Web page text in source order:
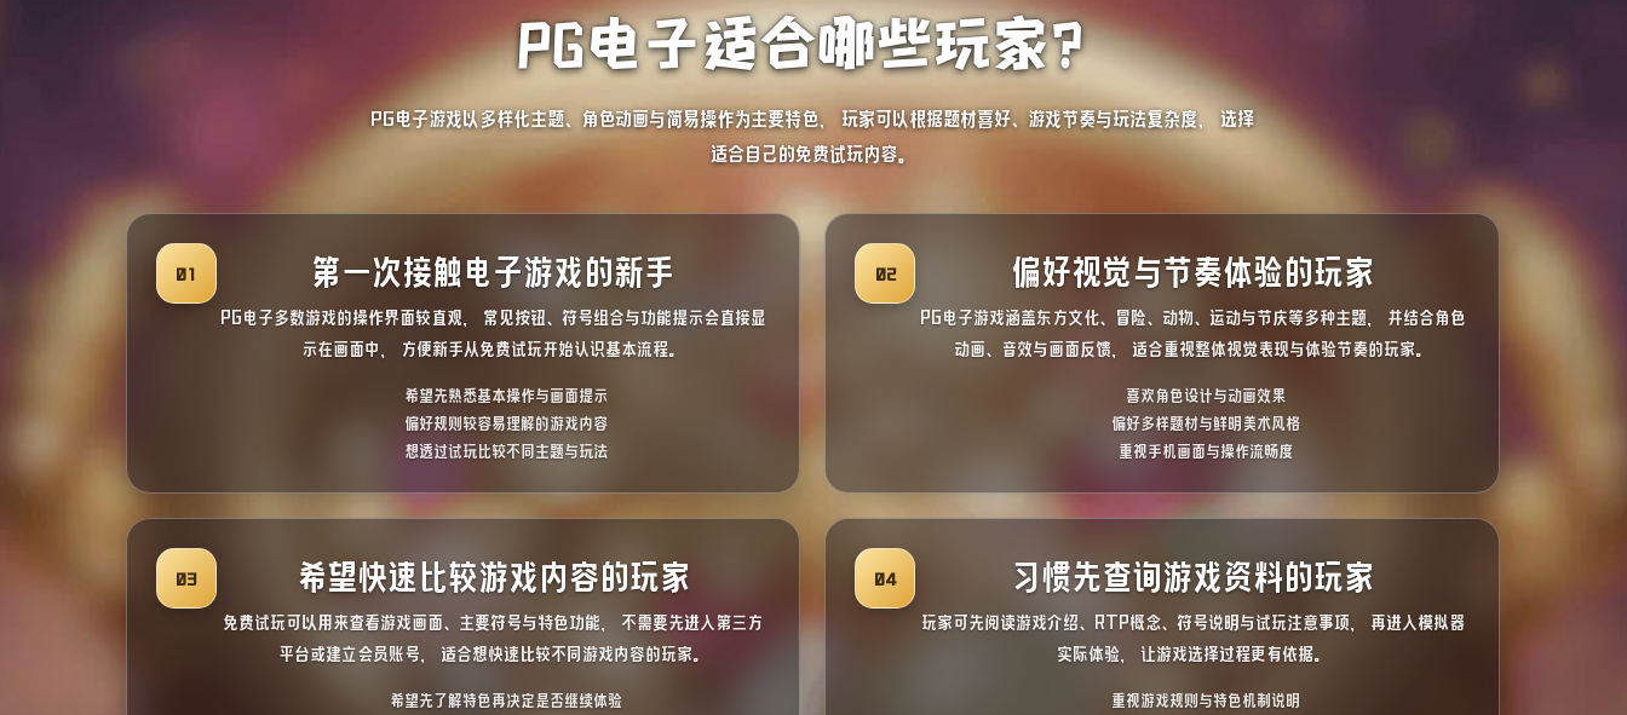
PG电子适合哪些玩家？
PG电子游戏以多样化主题、角色动画与简易操作为主要特色， 玩家可以根据题材喜好、游戏节奏与玩法复杂度， 选择
适合自己的免费试玩内容。
01 第一次接触电子游戏的新手
PG电子多数游戏的操作界面较直观， 常见按钮、符号组合与功能提示会直接显
示在画面中， 方便新手从免费试玩开始认识基本流程。
希望先熟悉基本操作与画面提示
偏好规则较容易理解的游戏内容
想透过试玩比较不同主题与玩法
02 偏好视觉与节奏体验的玩家
PG电子游戏涵盖东方文化、冒险、动物、运动与节庆等多种主题， 并结合角色
动画、音效与画面反馈， 适合重视整体视觉表现与体验节奏的玩家。
喜欢角色设计与动画效果
偏好多样题材与鲜明美术风格
重视手机画面与操作流畅度
03 希望快速比较游戏内容的玩家
免费试玩可以用来查看游戏画面、主要符号与特色功能， 不需要先进入第三方
平台或建立会员账号， 适合想快速比较不同游戏内容的玩家。
希望先了解特色再决定是否继续体验
04 习惯先查询游戏资料的玩家
玩家可先阅读游戏介绍、RTP概念、符号说明与试玩注意事项， 再进入模拟器
实际体验， 让游戏选择过程更有依据。
重视游戏规则与特色机制说明